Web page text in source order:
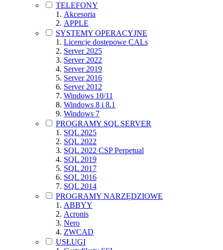
TELEFONY
Akcesoria
APPLE
SYSTEMY OPERACYJNE
Licencje dostępowe CALs
Server 2025
Server 2022
Server 2019
Server 2016
Server 2012
Windows 10/11
Windows 8 i 8.1
Windows 7
PROGRAMY SQL SERVER
SQL 2025
SQL 2022
SQL 2022 CSP Perpetual
SQL 2019
SQL 2017
SQL 2016
SQL 2014
PROGRAMY NARZĘDZIOWE
ABBYY
Acronis
Nero
ZWCAD
USŁUGI